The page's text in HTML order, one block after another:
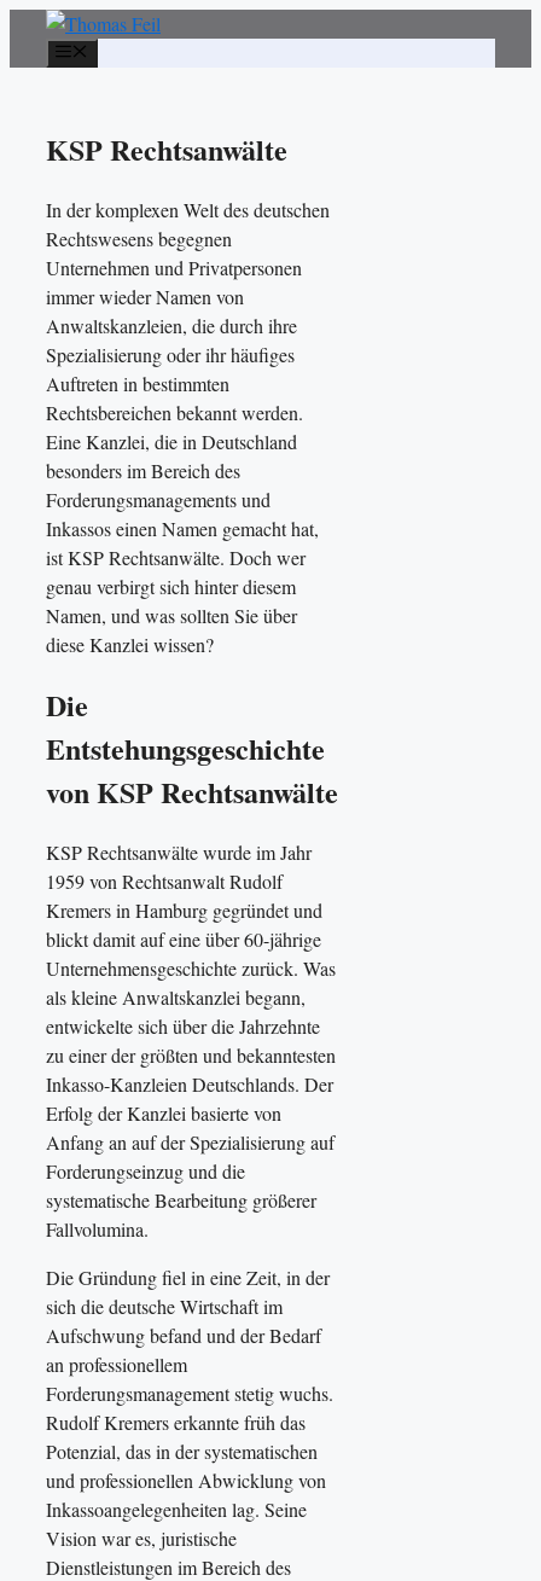
KSP Rechtsanwälte
In der komplexen Welt des deutschen
Rechtswesens begegnen
Unternehmen und Privatpersonen
immer wieder Namen von
Anwaltskanzleien, die durch ihre
Spezialisierung oder ihr häufiges
Auftreten in bestimmten
Rechtsbereichen bekannt werden.
Eine Kanzlei, die in Deutschland
besonders im Bereich des
Forderungsmanagements und
Inkassos einen Namen gemacht hat,
ist KSP Rechtsanwälte. Doch wer
genau verbirgt sich hinter diesem
Namen, und was sollten Sie über
diese Kanzlei wissen?
Die
Entstehungsgeschichte
von KSP Rechtsanwälte
KSP Rechtsanwälte wurde im Jahr
1959 von Rechtsanwalt Rudolf
Kremers in Hamburg gegründet und
blickt damit auf eine über 60-jährige
Unternehmensgeschichte zurück. Was
als kleine Anwaltskanzlei begann,
entwickelte sich über die Jahrzehnte
zu einer der größten und bekanntesten
Inkasso-Kanzleien Deutschlands. Der
Erfolg der Kanzlei basierte von
Anfang an auf der Spezialisierung auf
Forderungseinzug und die
systematische Bearbeitung größerer
Fallvolumina.
Die Gründung fiel in eine Zeit, in der
sich die deutsche Wirtschaft im
Aufschwung befand und der Bedarf
an professionellem
Forderungsmanagement stetig wuchs.
Rudolf Kremers erkannte früh das
Potenzial, das in der systematischen
und professionellen Abwicklung von
Inkassoangelegenheiten lag. Seine
Vision war es, juristische
Dienstleistungen im Bereich des